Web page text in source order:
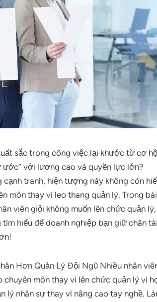
sắc trong công việc lại khước từ cơ
ước” với lương cao và quyền lực lớn?
tranh, hiện tượng này không còn
môn thay vì leo thang quản lý. Trong bài
viên giỏi không muốn lên chức quản lý,
hiểu để doanh nghiệp bạn giữ chân tài
Hơn Quản Lý Đội Ngũ Nhiều nhân
môn thay vì lên chức quản lý vì
lý nhân sự thay vì nâng cao tay nghề.